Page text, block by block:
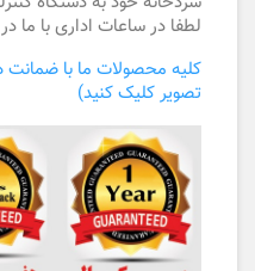
لطفا در ساعات اداری با ما
کلیه محصولات ما با ضمانت
تصویر کلیک کنید)